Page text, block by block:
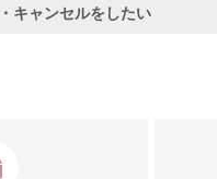
キャンセルをしたい